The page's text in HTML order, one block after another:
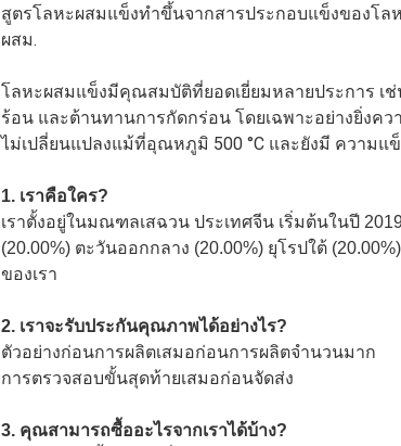
สูตรโลหะผสมแข็งทำขึ้นจากสารประกอบแข็งของโ
ผสม.
โลหะผสมแข็งมีคุณสมบัติที่ยอดเยี่ยมหลายประการ เ
ร้อน และต้านทานการกัดกร่อน โดยเฉพาะอย่างยิ่งค
ไม่เปลี่ยนแปลงแม้ที่อุณหภูมิ 500 °C และยังมี ความแข็
1. เราคือใคร?
เราตั้งอยู่ในมณฑลเสฉวน ประเทศจีน เริ่มต้นในปี
(20.00%) ตะวันออกกลาง (20.00%) ยุโรปใต้
ของเรา
2. เราจะรับประกันคุณภาพได้อย่างไร?
ตัวอย่างก่อนการผลิตเสมอก่อนการผลิตจำนวนมาก
การตรวจสอบขั้นสุดท้ายเสมอก่อนจัดส่ง
3. คุณสามารถซื้ออะไรจากเราได้บ้าง?